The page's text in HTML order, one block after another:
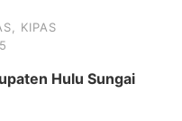
KIPAS
Hulu Sungai